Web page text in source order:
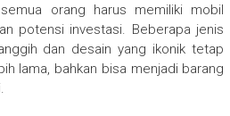
orang harus memiliki mobil
potensi investasi. Beberapa jenis
dan desain yang ikonik tetap
lama, bahkan bisa menjadi barang